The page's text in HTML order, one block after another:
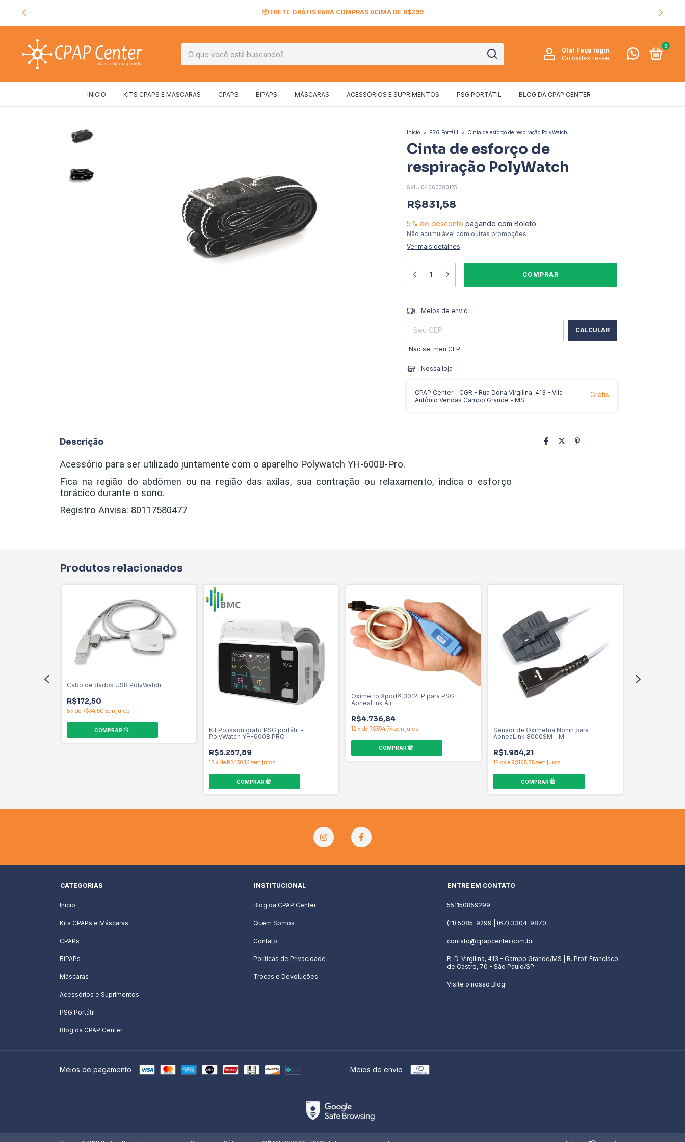
📦 FRETE GRÁTIS PARA COMPRAS ACIMA DE R$299
Olá! Faça login
Ou cadastre-se
0
INÍCIO KITS CPAPS E MÁSCARAS CPAPS BIPAPS MÁSCARAS ACESSÓRIOS E SUPRIMENTOS PSG PORTÁTIL BLOG DA CPAP CENTER
Início > PSG Portátil > Cinta de esforço de respiração PolyWatch
Cinta de esforço de
respiração PolyWatch
SKU: 04060380125
R$831,58
5% de desconto pagando com Boleto
Não acumulável com outras promoções
Ver mais detalhes
Entregas para o CEP:
Meios de envio
CALCULAR
Não sei meu CEP
Nossa loja
CPAP Center - CGR - Rua Dona Virgilina, 413 - Vila
Antônio Vendas Campo Grande - MS
Grátis
Descrição
Acessório para ser utilizado juntamente com o aparelho Polywatch YH-600B-Pro.
Fica na região do abdômen ou na região das axilas, sua contração ou relaxamento, indica o esforço
torácico durante o sono.
Registro Anvisa: 80117580477
Produtos relacionados
Cabo de dados USB PolyWatch
R$172,50
5x de R$34,50 sem juros
Kit Polissonigrafo PSG portátil -
PolyWatch YH-600B PRO
R$5.257,89
12 x de R$438,16 sem juros
Oxímetro Xpod® 3012LP para PSG
ApneaLink Air
R$4.736,84
12 x de R$394,74sem juros
Sensor de Oximetria Nonin para
ApneaLink 8000SM - M
R$1.984,21
12 x de R$165,35sem juros
CATEGORIAS
Início
Kits CPAPs e Máscaras
CPAPs
BiPAPs
Máscaras
Acessórios e Suprimentos
PSG Portátil
Blog da CPAP Center
INSTITUCIONAL
Blog da CPAP Center
Quem Somos
Contato
Políticas de Privacidade
Trocas e Devoluções
ENTRE EM CONTATO
551150859299
(11) 5085-9299 | (67) 3304-9870
contato@cpapcenter.com.br
R. D. Virgilina, 413 - Campo Grande/MS | R. Prof. Francisco
de Castro, 70 - São Paulo/SP
Visite o nosso Blog!
Meios de pagamento Meios de envio